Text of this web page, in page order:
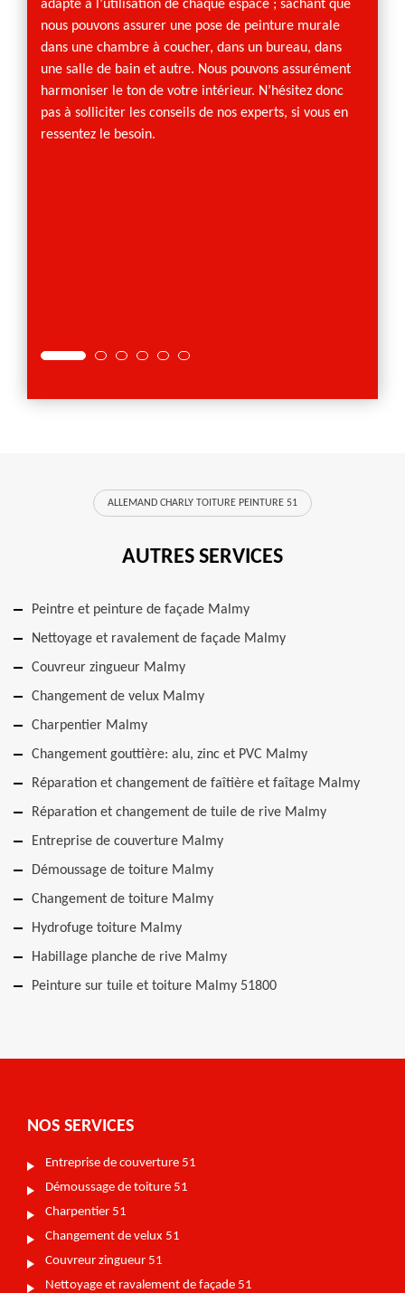
adapté à l’utilisation de chaque espace ; sachant que
nous pouvons assurer une pose de peinture murale
dans une chambre à coucher, dans un bureau, dans
une salle de bain et autre. Nous pouvons assurément
harmoniser le ton de votre intérieur. N’hésitez donc
pas à solliciter les conseils de nos experts, si vous en
ressentez le besoin.
ALLEMAND CHARLY TOITURE PEINTURE 51
AUTRES SERVICES
Peintre et peinture de façade Malmy
Nettoyage et ravalement de façade Malmy
Couvreur zingueur Malmy
Changement de velux Malmy
Charpentier Malmy
Changement gouttière: alu, zinc et PVC Malmy
Réparation et changement de faîtière et faîtage Malmy
Réparation et changement de tuile de rive Malmy
Entreprise de couverture Malmy
Démoussage de toiture Malmy
Changement de toiture Malmy
Hydrofuge toiture Malmy
Habillage planche de rive Malmy
Peinture sur tuile et toiture Malmy 51800
NOS SERVICES
Entreprise de couverture 51
Démoussage de toiture 51
Charpentier 51
Changement de velux 51
Couvreur zingueur 51
Nettoyage et ravalement de façade 51